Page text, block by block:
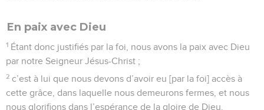
En paix avec Dieu
1 Étant donc justifiés par la foi, nous avons la paix avec Dieu
par notre Seigneur Jésus-Christ ;
2 c’est à lui que nous devons d’avoir eu [par la foi] accès à
cette grâce, dans laquelle nous demeurons fermes, et nous
nous glorifions dans l’espérance de la gloire de Dieu.